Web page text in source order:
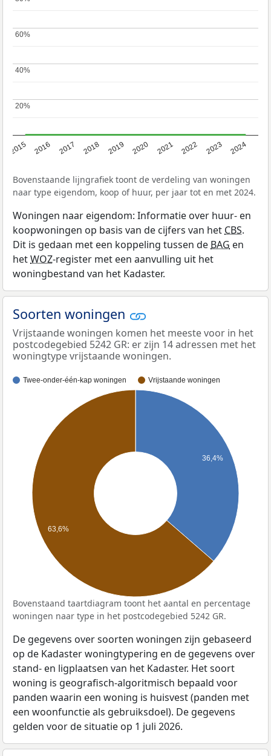
2015 2016 2017 2018 2019 2020 2021 2022 2023 2024
20%
20%
40%
40%
60%
60%
Bovenstaande lijngrafiek toont de verdeling van woningen
naar type eigendom, koop of huur, per jaar tot en met 2024.
Woningen naar eigendom: Informatie over huur- en
koopwoningen op basis van de cijfers van hetCBS.
Dit is gedaan met een koppeling tussen deBAG en
hetWOZ-register met een aanvulling uit het
woningbestand van het Kadaster.
Soorten woningen
Vrijstaande woningen komen het meeste voor in het
postcodegebied 5242 GR: er zijn 14 adressen met het
woningtype vrijstaande woningen.
Twee-onder-één-kap woningen Vrijstaande woningen
36,4%
63,6%
Bovenstaand taartdiagram toont het aantal en percentage
woningen naar type in het postcodegebied 5242 GR.
De gegevens over soorten woningen zijn gebaseerd
op de Kadaster woningtypering en de gegevens over
stand- en ligplaatsen van het Kadaster. Het soort
woning is geografisch-algoritmisch bepaald voor
panden waarin een woning is huisvest (panden met
een woonfunctie als gebruiksdoel). De gegevens
gelden voor de situatie op 1 juli 2026.